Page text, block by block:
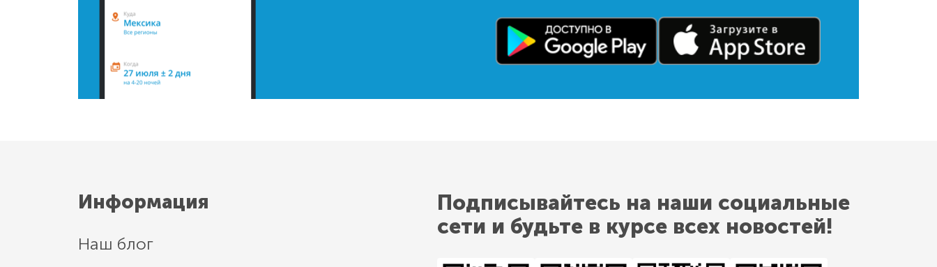
Информация
Наш блог
Подписывайтесь на наши социальные
сети и будьте в курсе всех новостей!